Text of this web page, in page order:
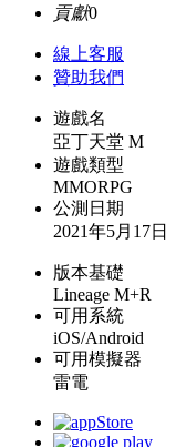
貢獻0
線上客服
贊助我們
遊戲名
亞丁天堂 M
遊戲類型
MMORPG
公測日期
2021年5月17日
版本基礎
Lineage M+R
可用系統
iOS/Android
可用模擬器
雷電